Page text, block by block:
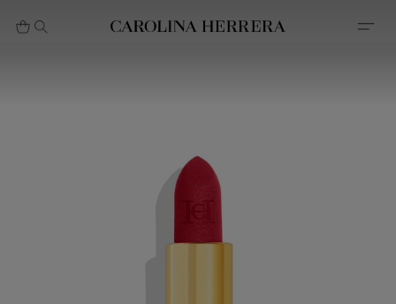
بيان إمكانية الوصول (الرابط)